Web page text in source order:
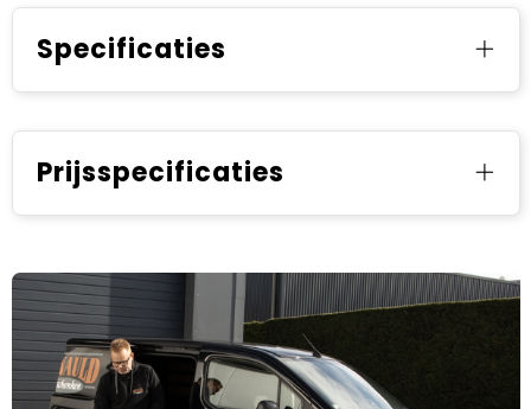
Specificaties
Prijsspecificaties